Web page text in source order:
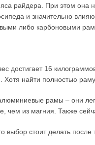
райдера. При этом она
и значительно
либо карбоновыми
достигает 16
Хотя найти полностью
рамы – они
чем из магния. Также
выбор стоит делать